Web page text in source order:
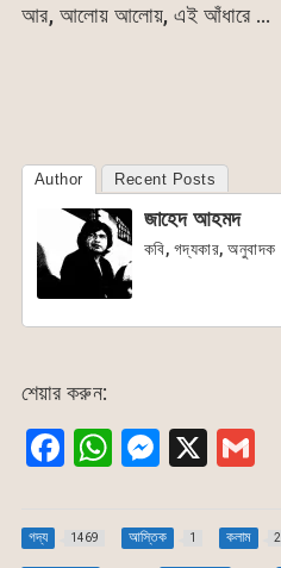
আর, আলোয় আলোয়, এই আঁধারে …
Author Recent Posts
জাহেদ আহমদ
কবি, গদ্যকার, অনুবাদক
শেয়ার করুন:
F
c
W
at
M
s
X G
ai
গদ্য 1469 আস্তিক 1 কলাম 2